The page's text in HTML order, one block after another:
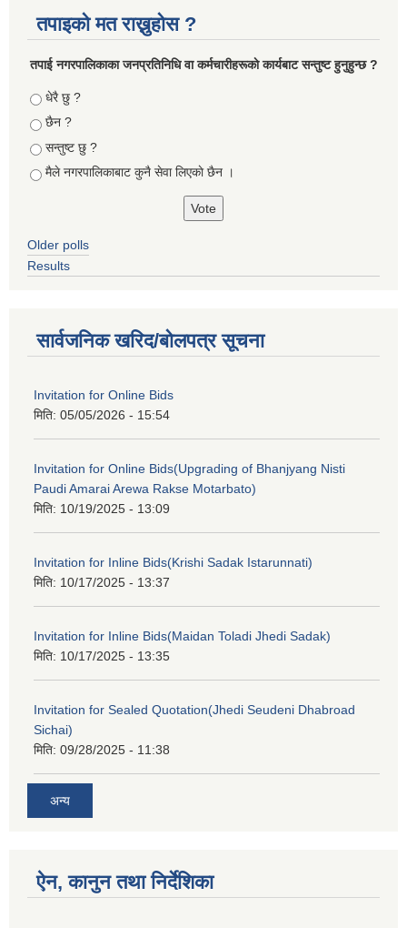
तपाइको मत राख्नुहोस ?
तपा‌ई नगरपालिकाका जनप्रतिनिधि वा कर्मचारीहरूकाे कार्यबाट सन्तुष्ट हुनुहुन्छ ?
Choices
धेरै छु ?
छैन ?
सन्तुष्ट छु ?
मैले नगरपालिकाबाट कुनै सेवा लिएकाे छैन ।
Older polls
Results
सार्वजनिक खरिद/बोलपत्र सूचना
Invitation for Online Bids
मिति: 05/05/2026 - 15:54
Invitation for Online Bids(Upgrading of Bhanjyang Nisti
Paudi Amarai Arewa Rakse Motarbato)
मिति: 10/19/2025 - 13:09
Invitation for Inline Bids(Krishi Sadak Istarunnati)
मिति: 10/17/2025 - 13:37
Invitation for Inline Bids(Maidan Toladi Jhedi Sadak)
मिति: 10/17/2025 - 13:35
Invitation for Sealed Quotation(Jhedi Seudeni Dhabroad
Sichai)
मिति: 09/28/2025 - 11:38
अन्य
ऐन, कानुन तथा निर्देशिका